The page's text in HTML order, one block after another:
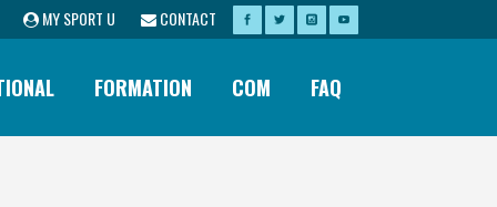
MY SPORT U CONTACT
FORMATION COM FAQ